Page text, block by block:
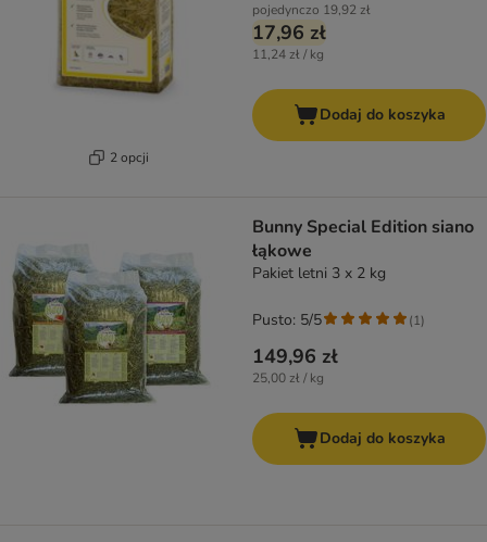
2 opcji
pojedynczo 19,92 zł
17,96 zł
11,24 zł / kg
Dodaj do koszyka
Bunny Special Edition siano
łąkowe
Pakiet letni 3 x 2 kg
149,96 zł
25,00 zł / kg
Pusto: 5/5 (1)
Dodaj do koszyka